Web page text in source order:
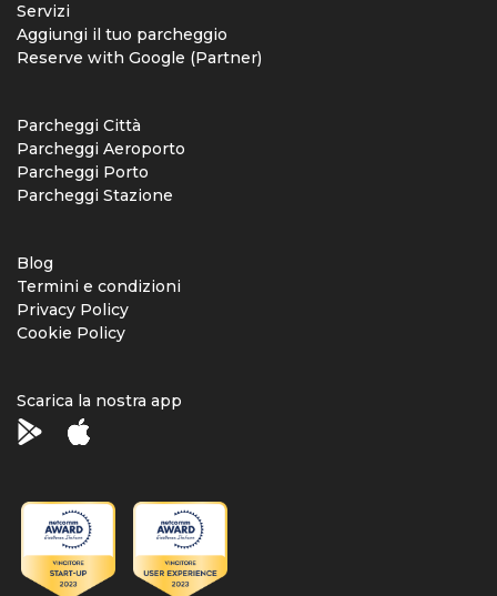
Servizi
Aggiungi il tuo parcheggio
Reserve with Google (Partner)
Parcheggi Città
Parcheggi Aeroporto
Parcheggi Porto
Parcheggi Stazione
Blog
Termini e condizioni
Privacy Policy
Cookie Policy
Scarica la nostra app